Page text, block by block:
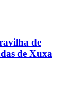
de
de Xuxa